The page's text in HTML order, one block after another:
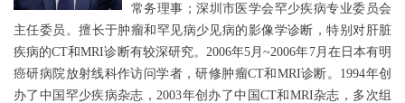
常务理事；深圳市医学会罕少疾病专业委员会
主任委员。擅长于肿瘤和罕见病少见病的影像学诊断，特别对肝脏
疾病的CT和MRI诊断有较深研究。2006年5月~2006年7月在日本有明
癌研病院放射线科作访问学者，研修肿瘤CT和MRI诊断。1994年创
办了中国罕少疾病杂志，2003年创办了中国CT和MRI杂志，多次组